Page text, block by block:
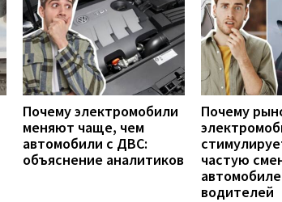
Почему электромобили
меняют чаще, чем
автомобили с ДВС:
объяснение аналитиков
Почему
частую
водителей